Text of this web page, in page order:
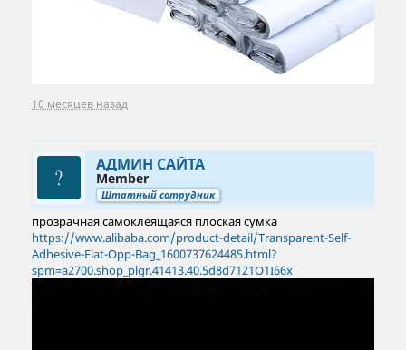
10 месяцев назад
АДМИН САЙТА
Member
Штатный сотрудник
прозрачная самоклеящаяся плоская сумка
https://www.alibaba.com/product-detail/Transparent-Self-
Adhesive-Flat-Opp-Bag_1600737624485.html?
spm=a2700.shop_plgr.41413.40.5d8d7121O1I66x